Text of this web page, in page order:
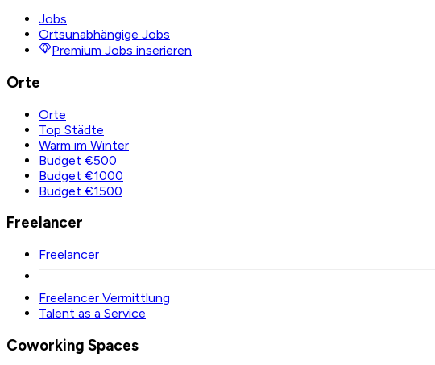
Jobs
Ortsunabhängige Jobs
Premium Jobs inserieren
Orte
Orte
Top Städte
Warm im Winter
Budget €500
Budget €1000
Budget €1500
Freelancer
Freelancer
Freelancer Vermittlung
Talent as a Service
Coworking Spaces